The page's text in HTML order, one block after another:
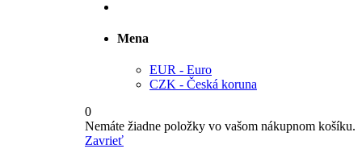
Mena
EUR - Euro
CZK - Česká koruna
0
Nemáte žiadne položky vo vašom nákupnom košíku.
Zavrieť